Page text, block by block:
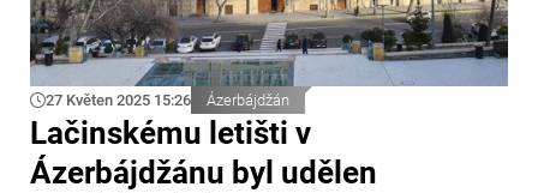
27 Květen 2025 15:26 Ázerbájdžán
Lačinskému letišti v
Ázerbájdžánu byl udělen